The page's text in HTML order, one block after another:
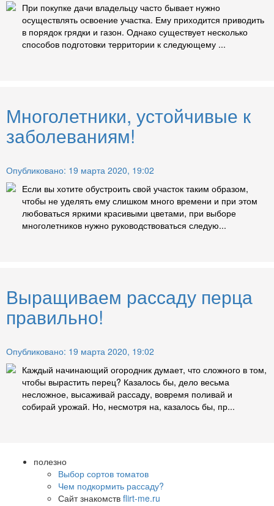
При покупке дачи владельцу часто бывает нужно
осуществлять освоение участка. Ему приходится приводить
в порядок грядки и газон. Однако существует несколько
способов подготовки территории к следующему ...
Многолетники, устойчивые к
заболеваниям!
Опубликовано: 19 марта 2020, 19:02
Если вы хотите обустроить свой участок таким образом,
чтобы не уделять ему слишком много времени и при этом
любоваться яркими красивыми цветами, при выборе
многолетников нужно руководствоваться следую...
Выращиваем рассаду перца
правильно!
Опубликовано: 19 марта 2020, 19:02
Каждый начинающий огородник думает, что сложного в том,
чтобы вырастить перец? Казалось бы, дело весьма
несложное, высаживай рассаду, вовремя поливай и
собирай урожай. Но, несмотря на, казалось бы, пр...
полезно
Выбор сортов томатов
Чем подкормить рассаду?
Сайт знакомств flirt-me.ru